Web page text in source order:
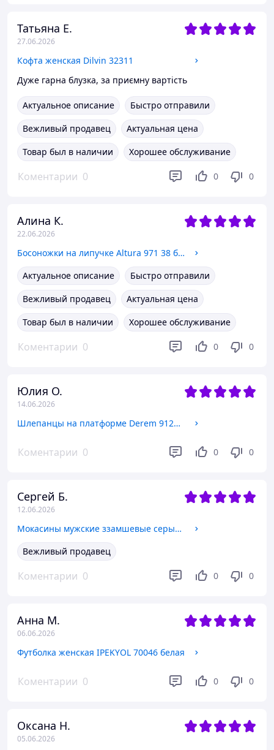
Татьяна Е.
27.06.2026
Кофта женская Dilvin 32311
Дуже гарна блузка, за приємну вартість
Актуальное описание
Быстро отправили
Вежливый продавец
Актуальная цена
Товар был в наличии
Хорошее обслуживание
Коментарии 0 0 0
Алина К.
22.06.2026
Босоножки на липучке Altura 971 38 белые кожа
Актуальное описание
Быстро отправили
Вежливый продавец
Актуальная цена
Товар был в наличии
Хорошее обслуживание
Коментарии 0 0 0
Юлия О.
14.06.2026
Шлепанцы на платформе Derem 9126 Пудра кожа 36,39 размер
Коментарии 0 0 0
Сергей Б.
12.06.2026
Мокасины мужские ззамшевые серые Venezia 22373
Вежливый продавец
Коментарии 0 0 0
Анна М.
06.06.2026
Футболка женская IPEKYOL 70046 белая
Коментарии 0 0 0
Оксана Н.
05.06.2026